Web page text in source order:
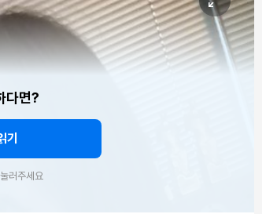
다면?
기
러주세요